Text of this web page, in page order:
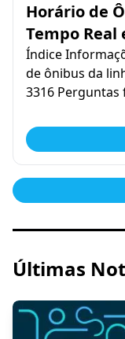
Horário de
Tempo Real
Índice
de ônibus da
3316
Últimas